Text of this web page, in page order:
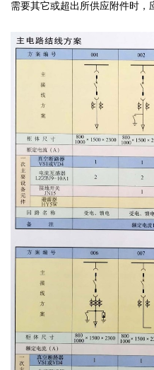
需要其它或超出所供应附件时，